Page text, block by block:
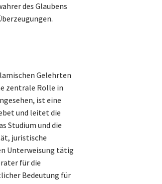
des Glaubens
Gelehrten
zentrale Rolle in
ist eine
und leitet die
Studium und die
juristische
Unterweisung tätig
für die
Bedeutung für